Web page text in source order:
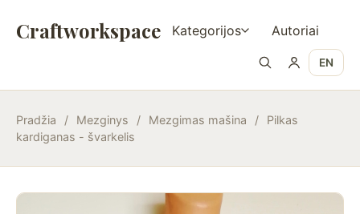
Craftworkspace Kategorijos Autoriai
EN
Pradžia / Mezginys / Mezgimas mašina /
Pilkas
kardiganas - švarkelis